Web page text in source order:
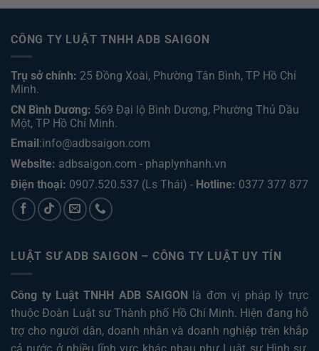
CÔNG TY LUẬT TNHH ADB SAIGON
Trụ sở chính: 25 Đồng Xoài, Phường Tân Bình, TP Hồ Chí
Minh.
CN Bình Dương: 569 Đại lộ Bình Dương, Phường Thủ Dầu
Một, TP Hồ Chí Minh.
Email :info@adbsaigon.com
Website: adbsaigon.com - phaplynhanh.vn
Điện thoại: 0907.520.537 (Ls Thái) - Hotline: 0377 377 877
LUẬT SƯ ADB SAIGON – CÔNG TY LUẬT UY TÍN
Công ty Luật TNHH ADB SAIGONlà đơn vị pháp lý trực
thuộc Đoàn Luật sư Thành phố Hồ Chí Minh. Hiện đang hỗ
trợ cho người dân, doanh nhân và doanh nghiệp trên khắp